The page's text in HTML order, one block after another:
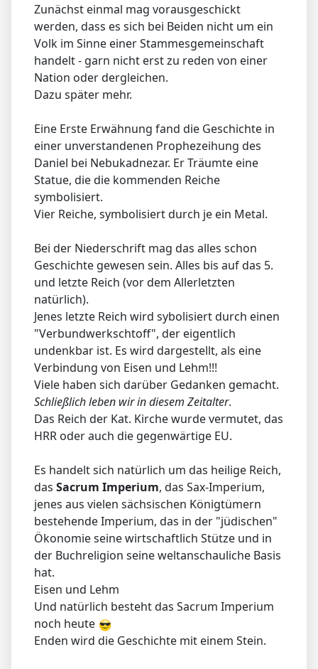
Zunächst einmal mag vorausgeschickt
werden, dass es sich bei Beiden nicht um ein
Volk im Sinne einer Stammesgemeinschaft
handelt - garn nicht erst zu reden von einer
Nation oder dergleichen.
Dazu später mehr.
Eine Erste Erwähnung fand die Geschichte in
einer unverstandenen Prophezeihung des
Daniel bei Nebukadnezar. Er Träumte eine
Statue, die die kommenden Reiche
symbolisiert.
Vier Reiche, symbolisiert durch je ein Metal.
Bei der Niederschrift mag das alles schon
Geschichte gewesen sein. Alles bis auf das 5.
und letzte Reich (vor dem Allerletzten
natürlich).
Jenes letzte Reich wird sybolisiert durch einen
"Verbundwerkschtoff", der eigentlich
undenkbar ist. Es wird dargestellt, als eine
Verbindung von Eisen und Lehm!!!
Viele haben sich darüber Gedanken gemacht.
Schließlich leben wir in diesem Zeitalter.
Das Reich der Kat. Kirche wurde vermutet, das
HRR oder auch die gegenwärtige EU.
Es handelt sich natürlich um das heilige Reich,
das Sacrum Imperium, das Sax-Imperium,
jenes aus vielen sächsischen Königtümern
bestehende Imperium, das in der "jüdischen"
Ökonomie seine wirtschaftlich Stütze und in
der Buchreligion seine weltanschauliche Basis
hat.
Eisen und Lehm
Und natürlich besteht das Sacrum Imperium
noch heute
Enden wird die Geschichte mit einem Stein.